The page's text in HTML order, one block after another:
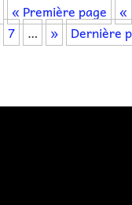
« Première page «
7 … » Dernière